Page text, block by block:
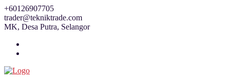
Skip
to
content
+60126907705
trader@tekniktrade.com
MK, Desa Putra, Selangor